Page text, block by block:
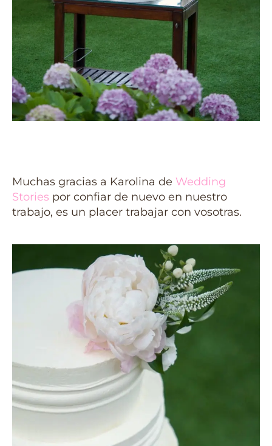
Muchas gracias a Karolina de Wedding
Stories por confiar de nuevo en nuestro
trabajo, es un placer trabajar con vosotras.